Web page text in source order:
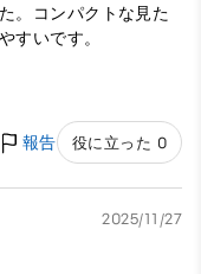
。コンパクトな見た
すいです。
報告 役に立った 0
2025/11/27